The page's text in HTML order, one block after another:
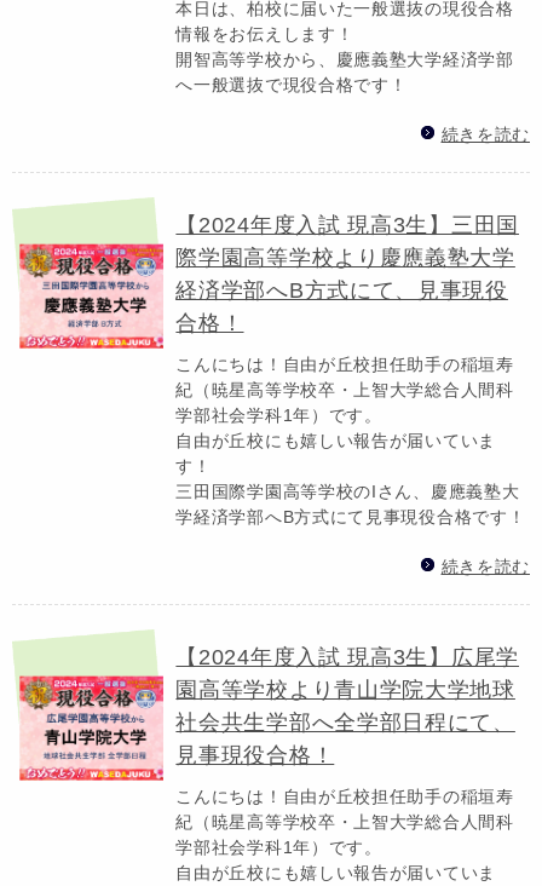
本日は、柏校に届いた一般選抜の現役合格
情報をお伝えします！
開智高等学校から、慶應義塾大学経済学部
へ一般選抜で現役合格です！
続きを読む
【2024年度入試 現高3生】三田国
際学園高等学校より慶應義塾大学
経済学部へB方式にて、見事現役
合格！
こんにちは！自由が丘校担任助手の稲垣寿
紀（暁星高等学校卒・上智大学総合人間科
学部社会学科1年）です。
自由が丘校にも嬉しい報告が届いていま
す！
三田国際学園高等学校のIさん、慶應義塾大
学経済学部へB方式にて見事現役合格です！
続きを読む
【2024年度入試 現高3生】広尾学
園高等学校より青山学院大学地球
社会共生学部へ全学部日程にて、
見事現役合格！
こんにちは！自由が丘校担任助手の稲垣寿
紀（暁星高等学校卒・上智大学総合人間科
学部社会学科1年）です。
自由が丘校にも嬉しい報告が届いていま